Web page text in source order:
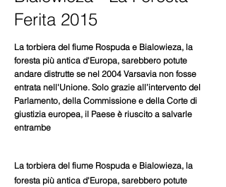
Ferita 2015
La torbiera del fiume Rospuda e Bialowieza, la
foresta più antica d'Europa, sarebbero potute
andare distrutte se nel 2004 Varsavia non fosse
entrata nell'Unione. Solo grazie all’intervento del
Parlamento, della Commissione e della Corte di
giustizia europea, il Paese è riuscito a salvarle
entrambe
La torbiera del fiume Rospuda e Bialowieza, la
foresta più antica d'Europa, sarebbero potute